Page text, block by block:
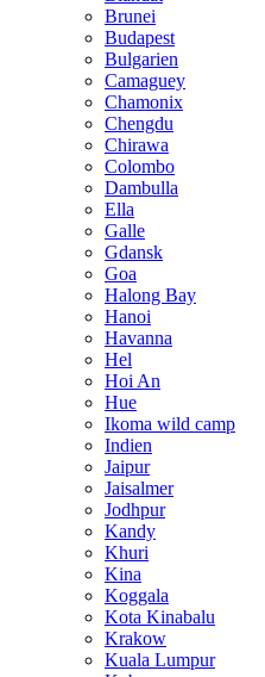
Brunei
Budapest
Bulgarien
Camaguey
Chamonix
Chengdu
Chirawa
Colombo
Dambulla
Ella
Galle
Gdansk
Goa
Halong Bay
Hanoi
Havanna
Hel
Hoi An
Hue
Ikoma wild camp
Indien
Jaipur
Jaisalmer
Jodhpur
Kandy
Khuri
Kina
Koggala
Kota Kinabalu
Krakow
Kuala Lumpur